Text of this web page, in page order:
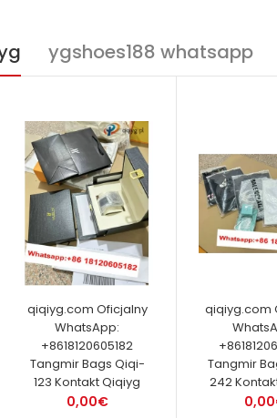
ygshoes188 whatsapp
qiqiyg.com Oficjalny
WhatsApp:
+8618120605182
Tangmir Bags Qiqi-
123 Kontakt Qiqiyg
0,00€
qiqiyg.com
Tangmir
242